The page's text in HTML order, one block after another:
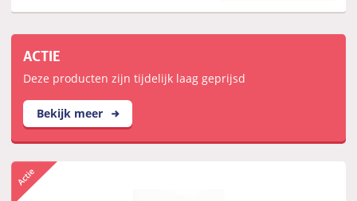
ACTIE
Deze producten zijn tijdelijk laag geprijsd
Bekijk meer